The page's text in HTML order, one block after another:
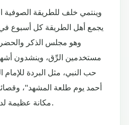
وينتمي خلف للطريقة الصوفية
يجمع أهل الطريقة كل أسبوع في
وهو مجلس الذكر
مستخدمين الرِّق، وينشدون
حب النبي، مثل البردة للإمام
أحمد يوم طلعة المشهد"،
مكانة عظيمة لدى سائر الطرق الصوفية.